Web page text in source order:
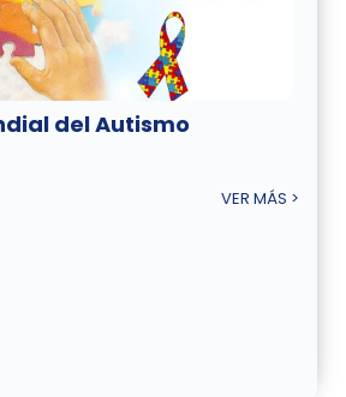
del Autismo
VER MÁS >